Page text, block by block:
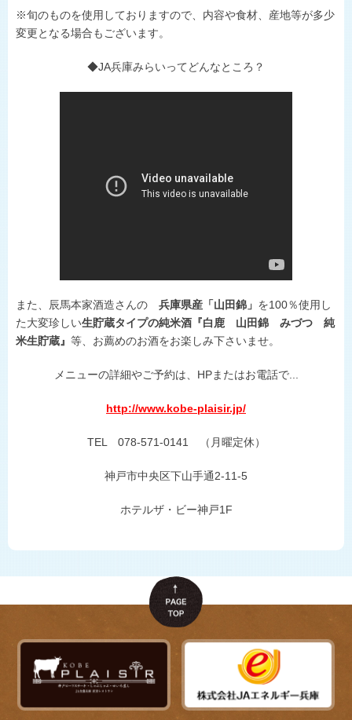
※旬のものを使用しておりますので、内容や食材、産地等が多少
変更となる場合もございます。
◆JA兵庫みらいってどんなところ？
また、辰馬本家酒造さんの 兵庫県産「山田錦」 を100％使用し
た大変珍しい生貯蔵タイプの純米酒『白鹿 山田錦 みづつ 純
米生貯蔵』 等、お薦めのお酒をお楽しみ下さいませ。
メニューの詳細やご予約は、HPまたはお電話で...
http://www.kobe-plaisir.jp/
TEL 078-571-0141 （月曜定休）
神戸市中央区下山手通2-11-5
ホテルザ・ビー神戸1F